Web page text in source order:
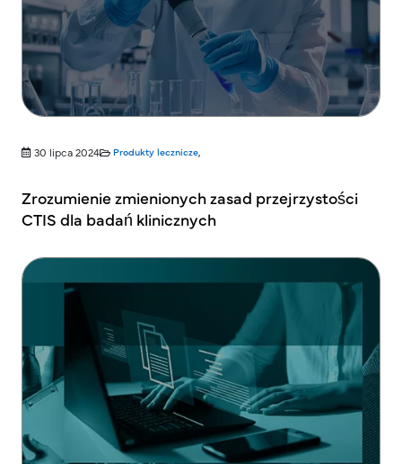
30 lipca 2024 Produkty lecznicze,
Zrozumienie zmienionych zasad przejrzystości
CTIS dla badań klinicznych